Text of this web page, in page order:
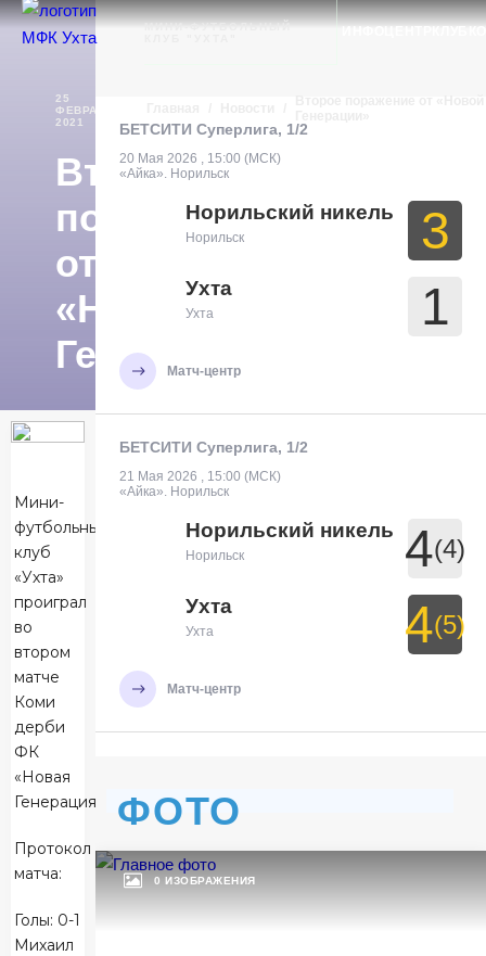
Ухта
МИНИ-ФУТБОЛЬНЫЙ
25
ФЕВРАЛЯ
2021
Второе
поражение
от
«Новой
Генерации»
Мини-
футбольный
клуб
«Ухта»
проиграл
во
втором
матче
Коми
дерби
ФК
«Новая
Генерация».
Протокол
матча:
Голы: 0-1
Михаил
БЕТСИТИ Суперлига, 1/2
20 Мая 2026 , 15:00 (МСК)
«Айка». Норильск
Норильский никель
Норильск 3
Ухта
Ухта 1
Матч-центр
БЕТСИТИ Суперлига, 1/2
21 Мая 2026 , 15:00 (МСК)
«Айка». Норильск
Норильский никель
Норильск 4(4)
Ухта
Ухта 4(5)
Матч-центр
29 Мая 2026 , 19:30 (МСК)
УСК «Ухта». Ухта
Ухта
Ухта 7
ФОТО
0 ИЗОБРАЖЕНИЯ